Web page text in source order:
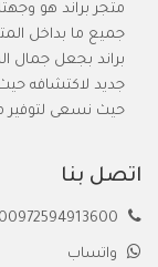
متجر براند هو
جميع ما بداخل
براند بجعل جمال
جديد لاكتشافه
حيث نسعى لتوفير
اتصل بنا
واتساب